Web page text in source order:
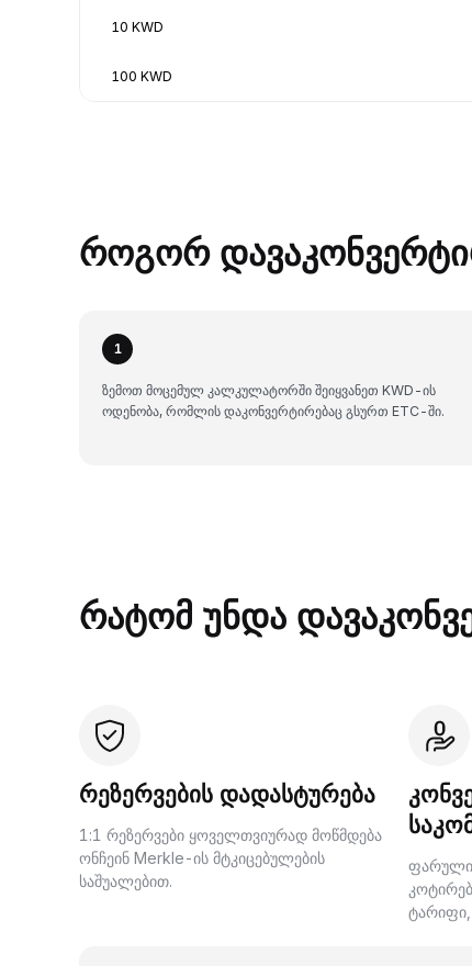
10 KWD
100 KWD
როგორ
1
ზემოთ მოცემულ კალკულატორში შეიყვანეთ KWD-ის
ოდენობა, რომლის დაკონვერტირებაც გსურთ ETC-ში.
რატომ უნდა
რეზერვების დადასტურება
1:1 რეზერვები ყოველთვიურად მოწმდება
ონჩეინ Merkle-ის მტკიცებულების
საშუალებით.
ფარული